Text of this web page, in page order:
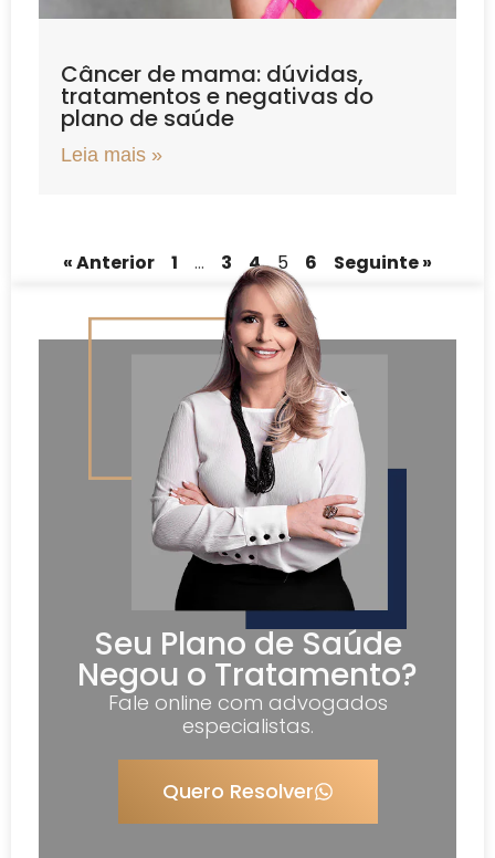
Câncer de mama: dúvidas,
tratamentos e negativas do
plano de saúde
Leia mais »
« Anterior 1 … 3 4 5 6 Seguinte »
Seu Plano de Saúde
Negou o Tratamento?
Fale online com advogados
especialistas.
Quero Resolver